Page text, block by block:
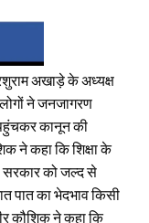
अखाड़े के अध्यक्ष
ने जनजागरण
पहुंचकर कानून की
ने कहा कि शिक्षा के
सरकार को जल्द से
पात का भेदभाव किसी
कौशिक ने कहा कि